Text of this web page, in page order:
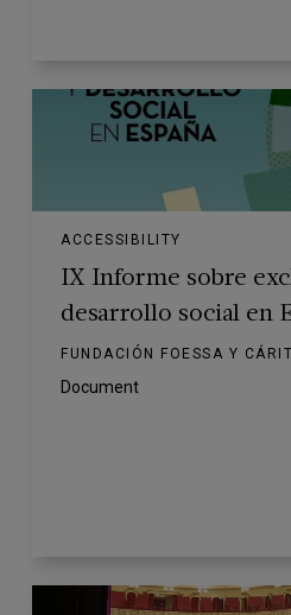
ACCESSIBILITY
IX Informe sobre
desarrollo social en
FUNDACIÓN FOESSA Y
Document